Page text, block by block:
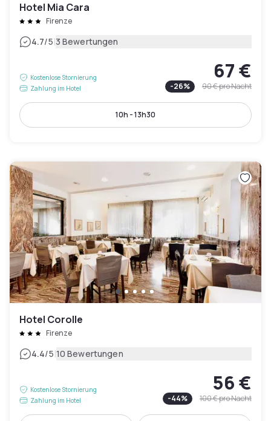
Hotel Mia Cara
Firenze
4.7/5|3 Bewertungen
Kostenlose Stornierung
Zahlung im Hotel
67 €
-26% 90 €pro Nacht
10h - 13h30
Hotel Corolle
Firenze
4.4/5|10 Bewertungen
Kostenlose Stornierung
Zahlung im Hotel
56 €
-44% 100 €pro Nacht